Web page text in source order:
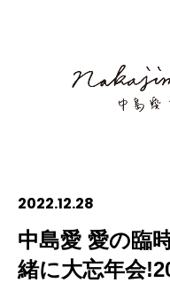
2022.12.28
中島愛 愛の臨
緒に大忘年会